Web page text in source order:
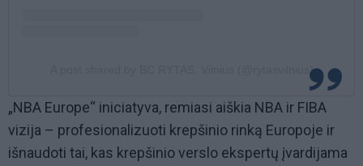
A post shared by BC RYTAS, Vilnius (@rytasvilnius)
„NBA Europe“ iniciatyva, remiasi aiškia NBA ir FIBA
vizija – profesionalizuoti krepšinio rinką Europoje ir
išnaudoti tai, kas krepšinio verslo ekspertų įvardijama